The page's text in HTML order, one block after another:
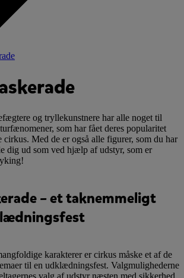
og tryllekunstnere har alle noget til
som har fået deres popularitet
cirkus. Med de er også alle figurer, som du har
dig ud som ved hjælp af udstyr, som er
– et taknemmeligt
karakterer er cirkus måske et af de
til en udklædningsfest. Valgmulighederne
valg af udstyr næsten med sikkerhed